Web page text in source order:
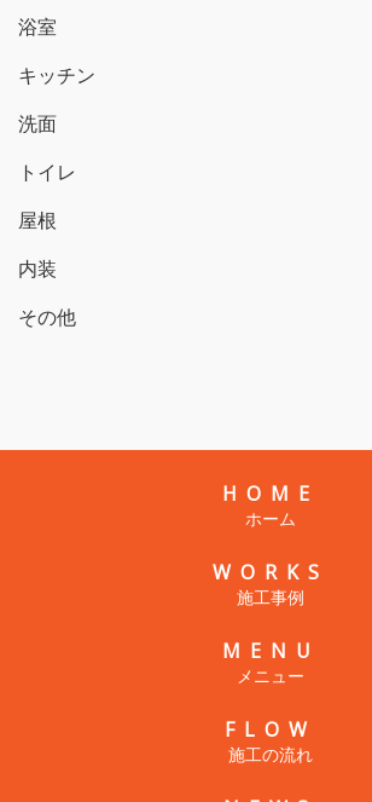
浴室
キッチン
洗面
トイレ
屋根
内装
その他
HOME
ホーム
WORKS
施工事例
MENU
メニュー
FLOW
施工の流れ